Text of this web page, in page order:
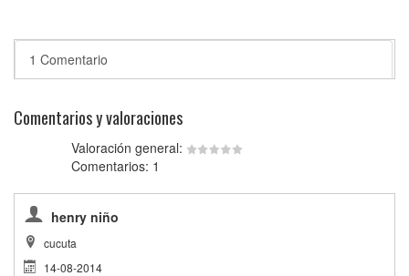
1 Comentario
Comentarios y valoraciones
Valoración general:
Comentarios: 1
henry niño
cucuta
14-08-2014